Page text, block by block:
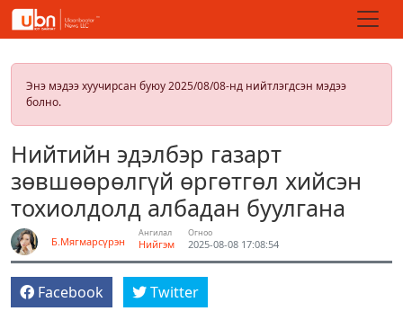
Энэ мэдээ хуучирсан буюу 2025/08/08-нд нийтлэгдсэн мэдээ
болно.
Нийтийн эдэлбэр газарт
зөвшөөрөлгүй өргөтгөл хийсэн
тохиолдолд албадан буулгана
Б.Мягмарсүрэн
Ангилал
Нийгэм
Огноо
2025-08-08 17:08:54
Facebook Twitter